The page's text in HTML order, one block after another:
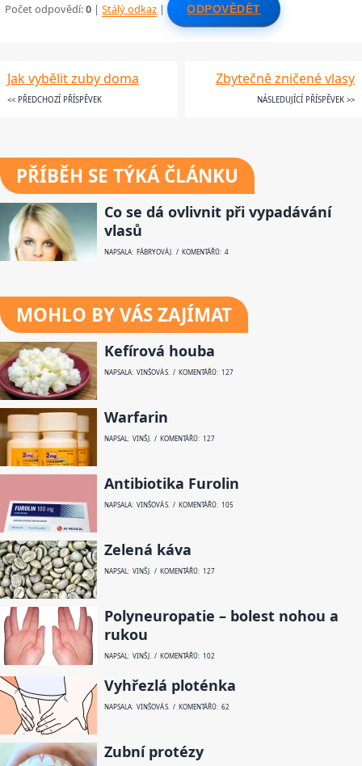
Počet odpovědí:0 |Stálý odkaz | ODPOVĚDĚT
Jak vybělit zuby doma
<< PŘEDCHOZÍ PŘÍSPĚVEK
Zbytečně zničené vlasy
NÁSLEDUJÍCÍ PŘÍSPĚVEK >>
PŘÍBĚH SE TÝKÁ ČLÁNKU
Co se dá ovlivnit při vypadávání
vlasů
NAPSALA: FÁBRYOVÁ J. / KOMENTÁŘŮ: 4
MOHLO BY VÁS ZAJÍMAT
Kefírová houba
NAPSALA: VINŠOVÁ S. / KOMENTÁŘŮ: 127
Warfarin
NAPSAL: VINŠ J. / KOMENTÁŘŮ: 127
Antibiotika Furolin
NAPSALA: VINŠOVÁ S. / KOMENTÁŘŮ: 105
Zelená káva
NAPSAL: VINŠ J. / KOMENTÁŘŮ: 127
Polyneuropatie – bolest nohou a
rukou
NAPSAL: VINŠ J. / KOMENTÁŘŮ: 102
Vyhřezlá ploténka
NAPSALA: VINŠOVÁ S. / KOMENTÁŘŮ: 62
Zubní protézy